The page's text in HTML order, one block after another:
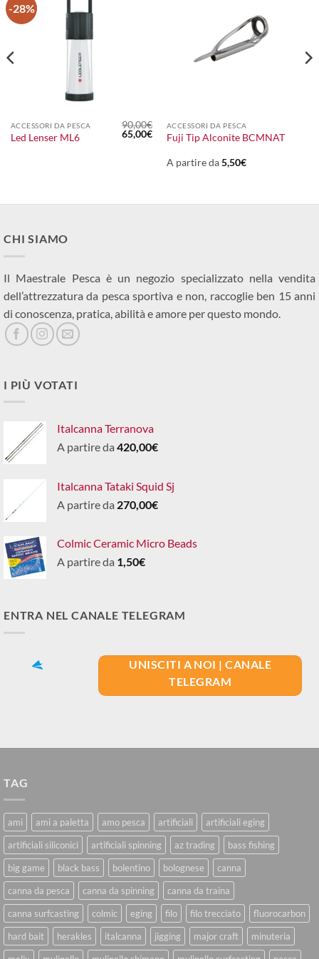
-28%
ACCESSORI DA PESCA
Led Lenser ML6
90,00€
Il
prezzo
65,00€Il
prezzo
65,00€.
ACCESSORI DA PESCA
Fuji Tip Alconite BCMNAT
A partire da5,50€
CHI SIAMO
Il Maestrale Pesca è un negozio specializzato nella vendita
dell’attrezzatura da pesca sportiva e non, raccoglie ben 15 anni
di conoscenza, pratica, abilità e amore per questo mondo.
I PIÙ VOTATI
Italcanna Terranova
A partire da 420,00€
Italcanna Tataki Squid Sj
A partire da 270,00€
Colmic Ceramic Micro Beads
A partire da 1,50€
ENTRA NEL CANALE TELEGRAM
UNISCITI A NOI | CANALE
TELEGRAM
TAG
ami ami a paletta amo pesca artificiali
artificiali eging
artificiali siliconici
artificiali spinning az trading
bass fishing
big game
black bass bolentino bolognese
canna
canna da pesca
canna da spinning
canna da traina
canna surfcasting
colmic eging filo filo trecciato
fluorocarbon
hard bait
herakles italcanna jigging major craft
minuteria